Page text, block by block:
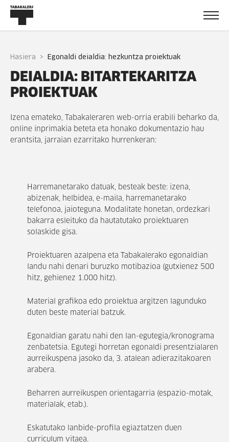
Hasiera egonaldi deialdia: hezkuntza proiektuak
DEIALDIA: BITARTEKARITZA
PROIEKTUAK
Izena emateko, Tabakaleraren web-orria erabili beharko da,
online inprimakia beteta eta honako dokumentazio hau
erantsita, jarraian ezarritako hurrenkeran:
Harremanetarako datuak, besteak beste: izena,
abizenak, helbidea, e-maila, harremanetarako
telefonoa, jaioteguna. Modalitate honetan, ordezkari
bakarra esleituko da hautatutako proiektuaren
solaskide gisa.
Proiektuaren azalpena eta Tabakalerako egonaldian
landu nahi denari buruzko motibazioa (gutxienez 500
hitz, gehienez 1.000 hitz).
Material grafikoa edo proiektua argitzen lagunduko
duten beste material batzuk.
Egonaldian garatu nahi den lan-egutegia/kronograma
zenbatetsia. Egutegi horretan egonaldi presentzialaren
aurreikuspena jasoko da, 3. atalean adierazitakoaren
arabera.
Beharren aurreikuspen orientagarria (espazio-motak,
materialak, etab.).
Eskatutako lanbide-profila egiaztatzen duen
curriculum vitaea.